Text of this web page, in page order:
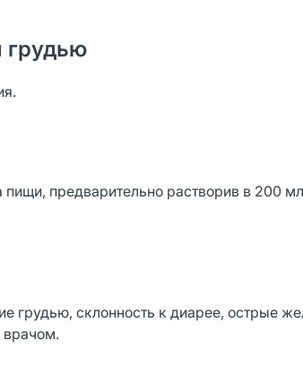
грудью
предварительно растворив в 200 мл
грудью, склонность к диарее, острые
врачом.